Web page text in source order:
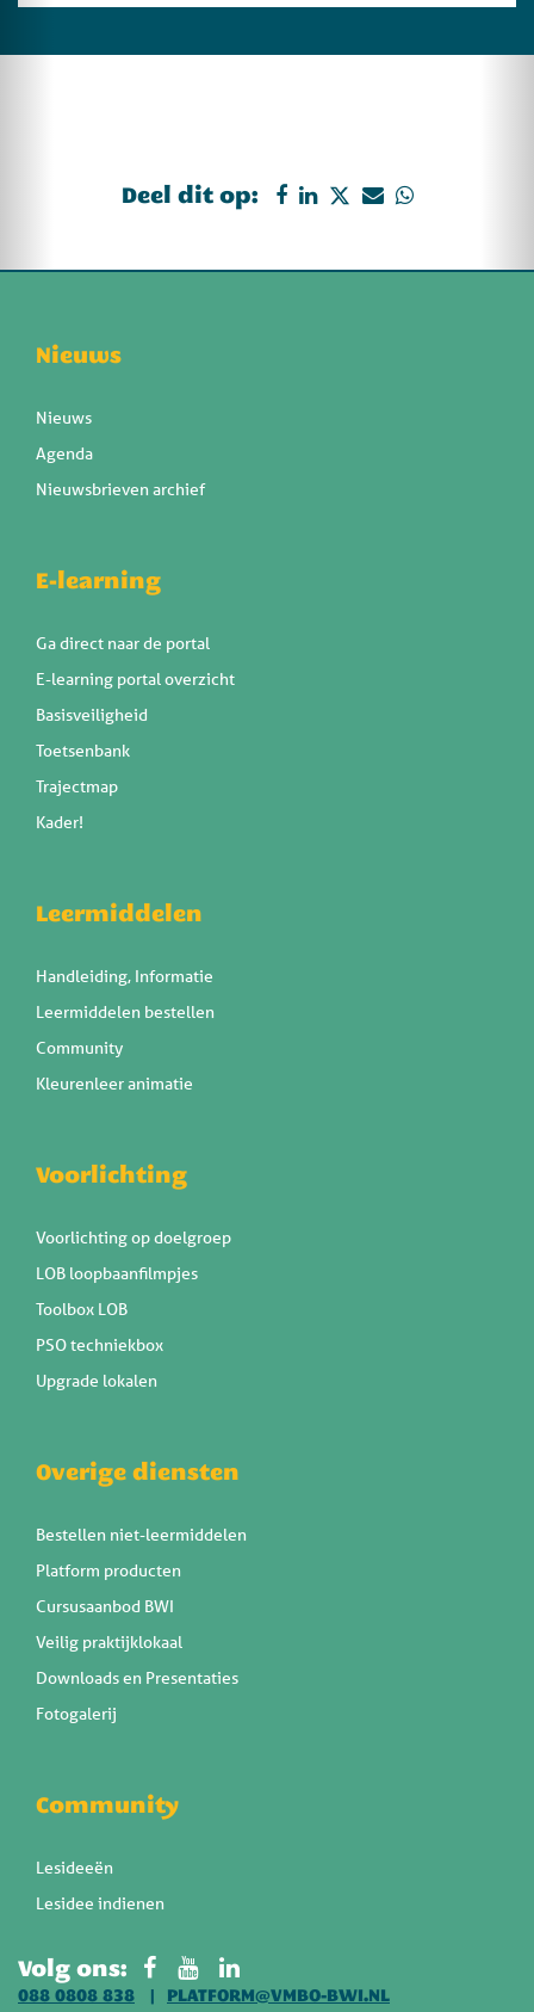
Deel dit op:
Nieuws
Nieuws
Agenda
Nieuwsbrieven archief
E-learning
Ga direct naar de portal
E-learning portal overzicht
Basisveiligheid
Toetsenbank
Trajectmap
Kader!
Leermiddelen
Handleiding, Informatie
Leermiddelen bestellen
Community
Kleurenleer animatie
Voorlichting
Voorlichting op doelgroep
LOB loopbaanfilmpjes
Toolbox LOB
PSO techniekbox
Upgrade lokalen
Overige diensten
Bestellen niet-leermiddelen
Platform producten
Cursusaanbod BWI
Veilig praktijklokaal
Downloads en Presentaties
Fotogalerij
Community
Lesideeën
Lesidee indienen
Volg ons:
088 0808 838
PLATFORM@VMBO-BWI.NL